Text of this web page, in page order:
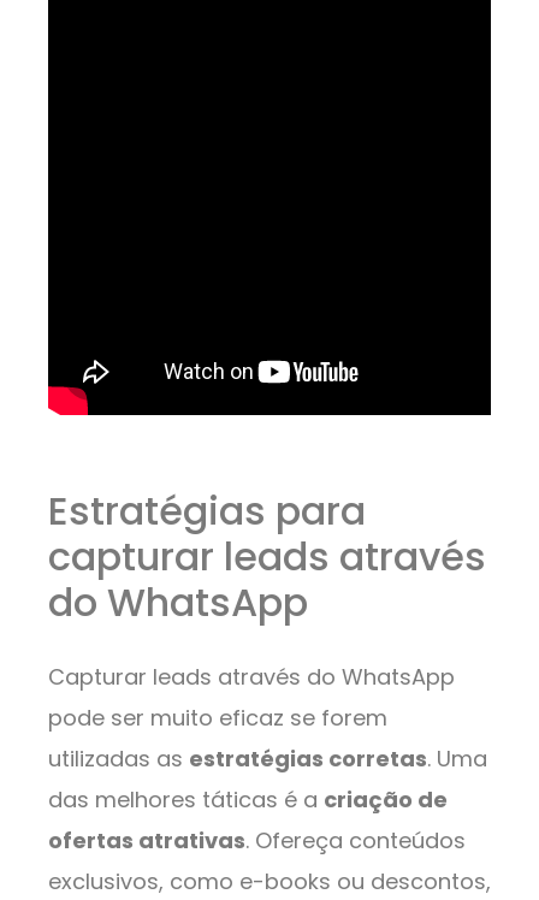
Estratégias para
capturar leads através
do WhatsApp
Capturar leads através do WhatsApp
pode ser muito eficaz se forem
utilizadas as estratégias corretas. Uma
das melhores táticas é a criação de
ofertas atrativas. Ofereça conteúdos
exclusivos, como e-books ou descontos,